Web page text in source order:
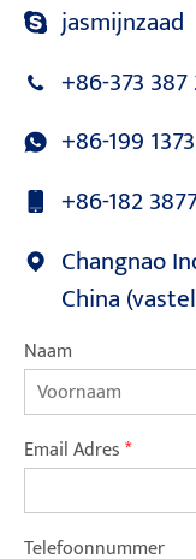
jasmijnzaad
+86-373 387
+86-199
+86-182
Changnao
China
Naam
Email Adres*
Telefoonnummer